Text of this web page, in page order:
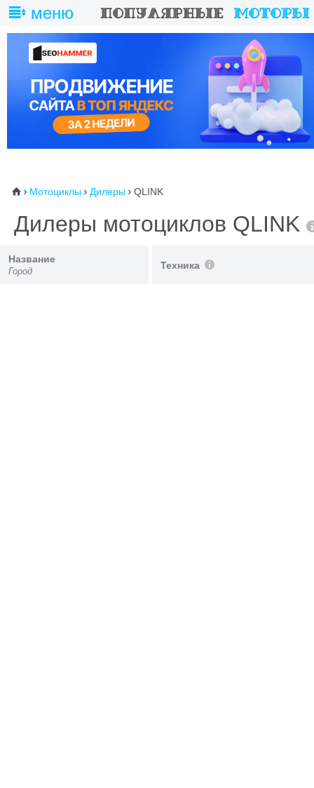
меню
⌂  Мотоциклы  Дилеры  QLINK
Дилеры мотоциклов QLINK
Название
Город
Техника